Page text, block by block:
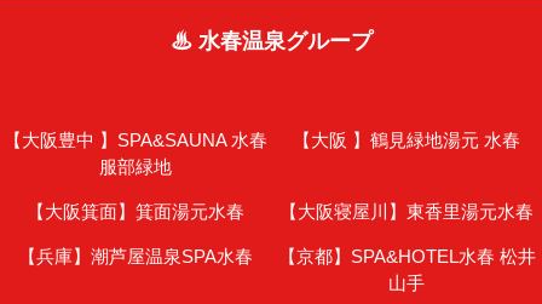
♨ 水春温泉グループ
【大阪豊中 】 SPA&SAUNA 水春
服部緑地
【大阪 】 鶴見緑地湯元 水春
【大阪箕面】 箕面湯元水春 【大阪寝屋川】 東香里湯元水春
【兵庫】 潮芦屋温泉SPA水春 【京都】 SPA&HOTEL水春 松井
山手